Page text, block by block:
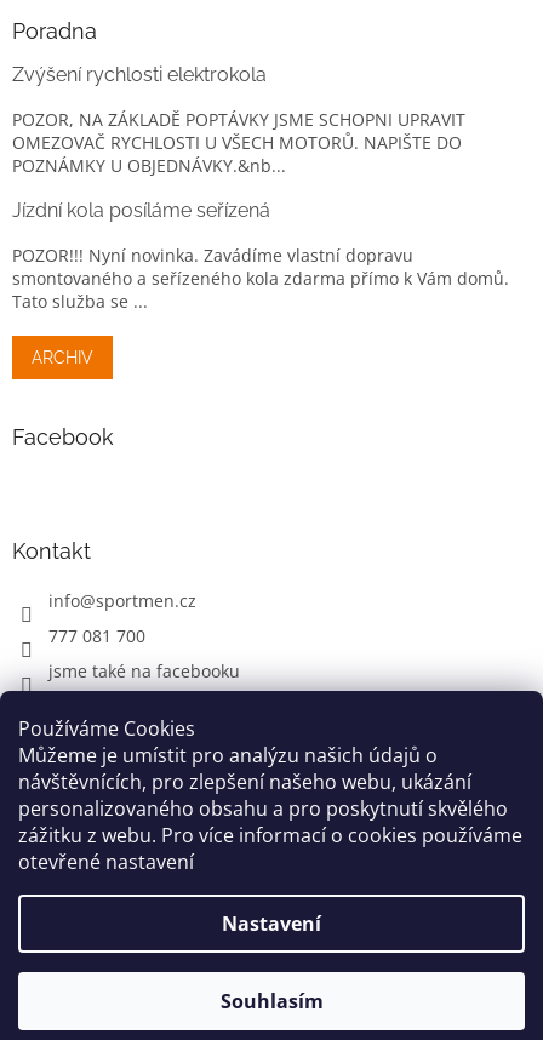
Používáme Cookies
Můžeme je umístit pro analýzu našich údajů o
návštěvnících, pro zlepšení našeho webu, ukázání
personalizovaného obsahu a pro poskytnutí skvělého
zážitku z webu. Pro více informací o cookies používáme
otevřené nastavení
Nastavení
Souhlasím
Poradna
Zvýšení rychlosti elektrokola
POZOR, NA ZÁKLADĚ POPTÁVKY JSME SCHOPNI UPRAVIT
OMEZOVAČ RYCHLOSTI U VŠECH MOTORŮ. NAPIŠTE DO
POZNÁMKY U OBJEDNÁVKY.&nb...
Jízdní kola posíláme seřízená
POZOR!!! Nyní novinka. Zavádíme vlastní dopravu
smontovaného a seřízeného kola zdarma přímo k Vám domů.
Tato služba se ...
ARCHIV
Facebook
Kontakt
info@sportmen.cz
777 081 700
jsme také na facebooku
CYKLO OBLEČENÍ
Copyright 2026www.sportmen.cz. Všechna práva
vyhrazena.
Grafika a úprava šablónyMilan Markovič